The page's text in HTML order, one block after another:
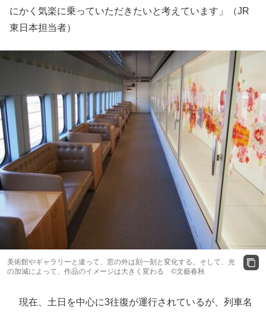
にかく気楽に乗っていただきたいと考えています」（JR
東日本担当者）
美術館やギャラリーと違って、窓の外は刻一刻と変化する。そして、光
の加減によって、作品のイメージは大きく変わる ©文藝春秋
現在、土日を中心に3往復が運行されているが、列車名